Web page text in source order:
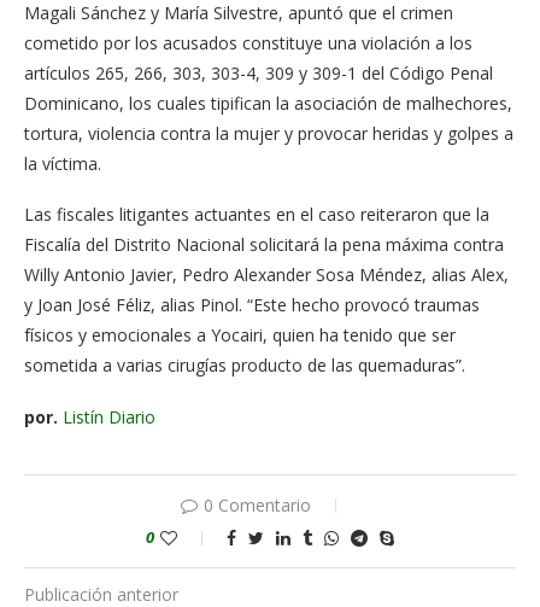
Magali Sánchez y María Silvestre, apuntó que el crimen
cometido por los acusados constituye una violación a los
artículos 265, 266, 303, 303-4, 309 y 309-1 del Código Penal
Dominicano, los cuales tipifican la asociación de malhechores,
tortura, violencia contra la mujer y provocar heridas y golpes a
la víctima.
Las fiscales litigantes actuantes en el caso reiteraron que la
Fiscalía del Distrito Nacional solicitará la pena máxima contra
Willy Antonio Javier, Pedro Alexander Sosa Méndez, alias Alex,
y Joan José Féliz, alias Pinol. “Este hecho provocó traumas
físicos y emocionales a Yocairi, quien ha tenido que ser
sometida a varias cirugías producto de las quemaduras”.
por. Listín Diario
0 Comentario
0
Publicación anterior